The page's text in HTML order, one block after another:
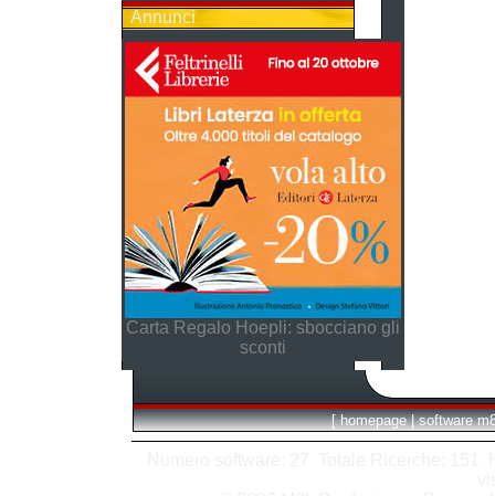
Annunci
Carta Regalo Hoepli: sbocciano gli
sconti
[ homepage | software